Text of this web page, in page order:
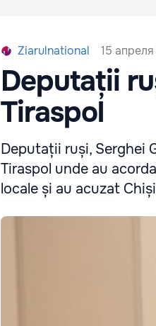
Ziarulnational 15
Deputații
Tiraspol
Deputații ruși, Serghei
Tiraspol unde au
locale și au acuzat